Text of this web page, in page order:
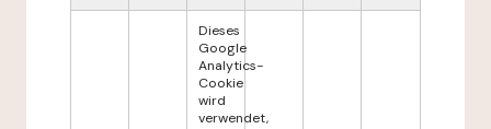
Dieses
Google
Analytics-
Cookie
wird
verwendet,